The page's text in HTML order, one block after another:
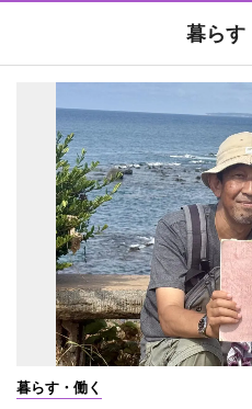
暮らす
暮らす・働く